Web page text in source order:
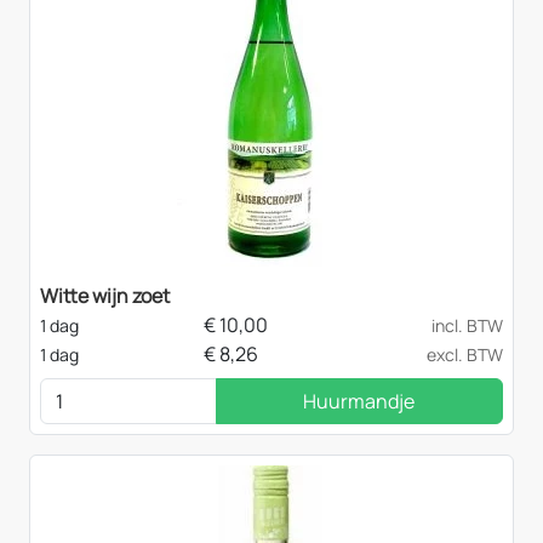
Witte wijn zoet
1 dag €10,00
incl. BTW
1 dag
€8,26 excl. BTW
Huurmandje